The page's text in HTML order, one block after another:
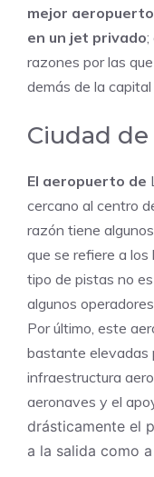
mejor
en un jet privado;
razones por las
demás de la capital
Ciudad
El aeropuerto de
cercano al centro
razón tiene
que se refiere a los
tipo de pistas no
algunos
Por último, este
bastante elevadas
infraestructura
aeronaves y el
drásticamente el
a la salida como